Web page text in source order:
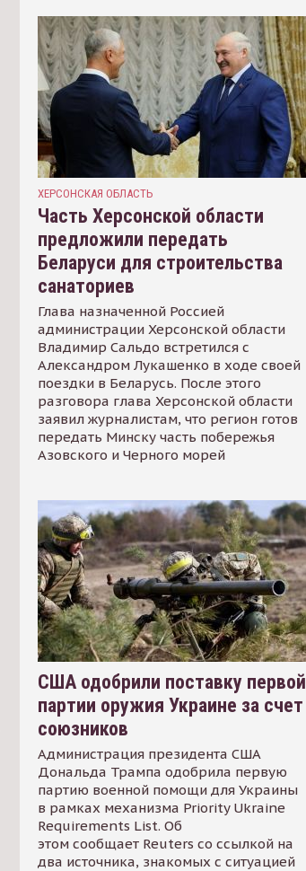
ХЕРСОНСКАЯ ОБЛАСТЬ
Часть Херсонской области
предложили передать
Беларуси для строительства
санаториев
Глава назначенной Россией
администрации Херсонской области
Владимир Сальдо встретился с
Александром Лукашенко в ходе своей
поездки в Беларусь. После этого
разговора глава Херсонской области
заявил журналистам, что регион готов
передать Минску часть побережья
Азовского и Черного морей
США одобрили поставку первой
партии оружия Украине за счет
союзников
Администрация президента США
Дональда Трампа одобрила первую
партию военной помощи для Украины
в рамках механизма Priority Ukraine
Requirements List. Об
этом сообщает Reuters со ссылкой на
два источника, знакомых с ситуацией